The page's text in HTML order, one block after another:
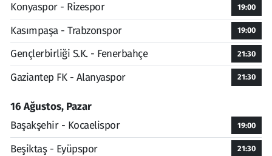
Konyaspor - Rizespor
19:00
Kasımpaşa - Trabzonspor 19:00
Gençlerbirliği S.K. - Fenerbahçe 21:30
Gaziantep FK - Alanyaspor 21:30
16 Ağustos, Pazar
Başakşehir - Kocaelispor
19:00
Beşiktaş - Eyüpspor 21:30